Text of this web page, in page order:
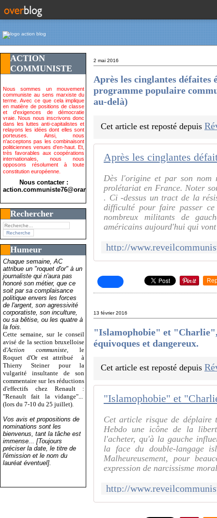
ACTION
COMMUNISTE
Nous sommes un mouvement
communiste au sens marxiste du
terme. Avec ce que cela implique
en matière de positions de classe
et d'exigences de démocratie
vraie. Nous nous inscrivons donc
dans les luttes anti-capitalistes et
relayons les idées dont elles sont
porteuses. Ainsi, nous
n'acceptons pas les combinaisont
politiciennes venues d'en-haut. Et,
très favorables aux coopérations
internationales, nous nous
opposons résolument à toute
constitution européenne.
Nous contacter :
action.communiste76@orange.fr>
Rechercher
Humeur
Chaque semaine, AC
attribue un "roquet d'or" à un
journaliste qui n'aura pas
honoré son métier, que ce
soit par sa complaisance
politique envers les forces
de l'argent, son agressivité
corporatiste, son inculture,
ou sa bêtise, ou les quatre à
la fois.
Cette semaine, sur le conseil
avisé de la section bruxelloise
d'Action communiste , le
Roquet d'Or est attribué
à
Thierry Steiner pour la
vulgarité insultante de son
commentaire sur les réductions
d'effectifs chez Renault :
"Renault fait la vidange"...
(lors du 7-10 du 25 juillet).
Vos avis et propositions de
nominations sont les
bienvenus, tant la tâche est
immense... [Toujours
préciser la date, le titre de
l'émission et le nom du
lauréat éventuel].
2 mai 2016
Après les cinglantes défaites
programme populaire
au-delà)
Cet article est reposté depuis
Dès l'origine et par son nom
prolétariat en France. Noter
. Ci -dessus un tract de la
difficulté pour faire passer ce
nombreux militants de
américains aujourd'hui qui
13 février 2016
"Islamophobie" et
équivoques et dangereux.
Cet article est reposté depuis
Cet article risque de
Hebdo une icône de la
l'acheter, qu'à la gauche
la face du double-langage
Malheureusement, pour
expression de narcissisme